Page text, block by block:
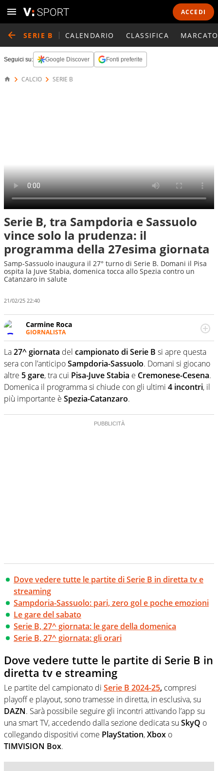
ACCEDI
SERIE B CALENDARIO CLASSIFICA
Seguici su: Google Discover Fonti preferite
CALCIO SERIE B
Serie B, tra Sampdoria e Sassuolo
vince solo la prudenza: il
programma della 27esima giornata
Samp-Sassuolo inaugura il 27° turno di Serie B. Domani il Pisa
ospita la Juve Stabia, domenica tocca allo Spezia contro un
Catanzaro in salute
21/02/25 22:40
Carmine Roca
GIORNALISTA
Giornalista pubblicista, appassionato di calcio in tutte le
sue sfaccettature, con una particolare predilezione per i
campionati minori.
La27^ giornata del campionato di Serie B si apre questa
sera con l’anticipoSampdoria-Sassuolo. Domani si giocano
altre 5 gare, tra cui Pisa-Juve Stabia e Cremonese-Cesena.
Domenica il programma si chiude con gli ultimi 4 incontri, il
più importante è Spezia-Catanzaro.
Dove vedere tutte le partite di Serie B in diretta tv e
streaming
Sampdoria-Sassuolo: pari, zero gol e poche emozioni
Le gare del sabato
Serie B, 27^ giornata: le gare della domenica
Serie B, 27^ giornata: gli orari
Dove vedere tutte le partite di Serie B in
diretta tv e streaming
Le partite del campionato di Serie B 2024-25, compresi
playoff e playout, sono tramesse in diretta, in esclusiva, su
DAZN. Sarà possibile seguire gli incontri attivando l’app su
una smart TV, accedendo dalla sezione dedicata su SkyQ o
collegando dispositivi come PlayStation,Xbox o
TIMVISION Box.